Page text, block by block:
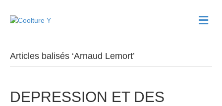
M
e
Articles balisés ‘Arnaud Lemort’
DEPRESSION ET DES